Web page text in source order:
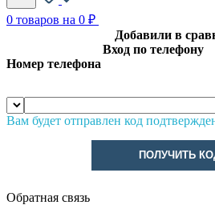
0 товаров на 0 ₽
Добавили в
Вход по телефону
Номер телефона
Вам будет отправлен код
ПОЛУЧИТЬ
Обратная связь